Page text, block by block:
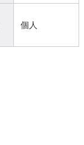
個人